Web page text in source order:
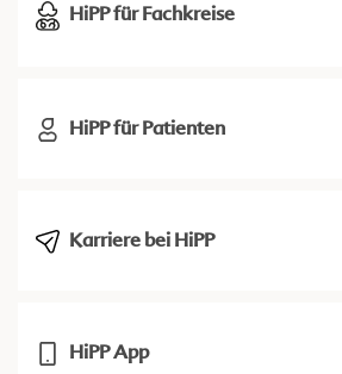
HiPP für Fachkreise
HiPP für Patienten
Karriere bei HiPP
HiPP App